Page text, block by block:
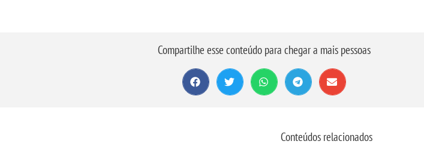
Compartilhe esse conteúdo para chegar a mais pessoas
Conteúdos relacionados